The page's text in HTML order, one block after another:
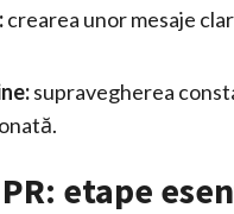
crearea unor mesaje
supravegherea
etape